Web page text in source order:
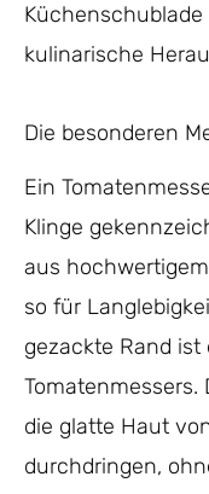
kulinarische
Die besonderen
Ein
Klinge
aus
so für
gezackte Rand
Tomatenmessers.
die glatte Haut
durchdringen,